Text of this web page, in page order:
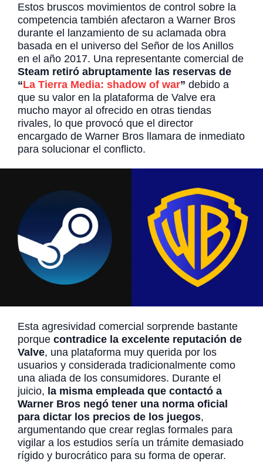
Estos bruscos movimientos de control sobre la
competencia también afectaron a Warner Bros
durante el lanzamiento de su aclamada obra
basada en el universo del Señor de los Anillos
en el año 2017. Una representante comercial de
Steam retiró abruptamente las reservas de
“La Tierra Media: shadow of war” debido a
que su valor en la plataforma de Valve era
mucho mayor al ofrecido en otras tiendas
rivales, lo que provocó que el director
encargado de Warner Bros llamara de inmediato
para solucionar el conflicto.
Esta agresividad comercial sorprende bastante
porque contradice la excelente reputación de
Valve, una plataforma muy querida por los
usuarios y considerada tradicionalmente como
una aliada de los consumidores. Durante el
juicio, la misma empleada que contactó a
Warner Bros negó tener una norma oficial
para dictar los precios de los juegos,
argumentando que crear reglas formales para
vigilar a los estudios sería un trámite demasiado
rígido y burocrático para su forma de operar.